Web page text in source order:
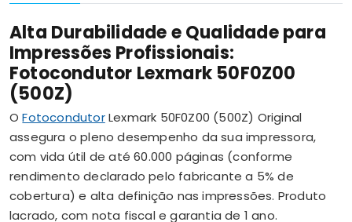
Alta Durabilidade e Qualidade para
Impressões Profissionais:
Fotocondutor Lexmark 50F0Z00
(500Z)
OFotocondutorLexmark 50F0Z00 (500Z) Original
assegura o pleno desempenho da sua impressora,
com vida útil de até 60.000 páginas (conforme
rendimento declarado pelo fabricante a 5% de
cobertura) e alta definição nas impressões. Produto
lacrado, com nota fiscal e garantia de 1 ano.